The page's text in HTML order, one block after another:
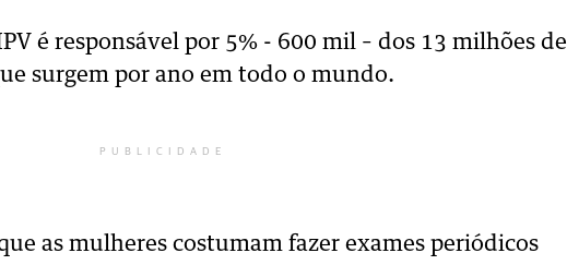
é responsável por 5% - 600 mil – dos 13 milhões de
surgem por ano em todo o mundo.
PUBLICIDADE
as mulheres costumam fazer exames periódicos